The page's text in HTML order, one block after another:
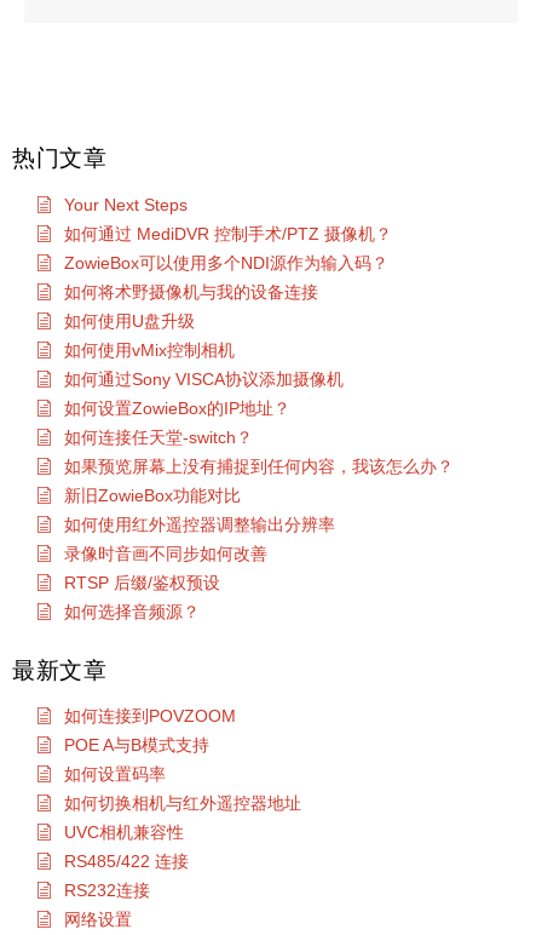
热门文章
Your Next Steps
如何通过 MediDVR 控制手术/PTZ 摄像机？
ZowieBox可以使用多个NDI源作为输入码？
如何将术野摄像机与我的设备连接
如何使用U盘升级
如何使用vMix控制相机
如何通过Sony VISCA协议添加摄像机
如何设置ZowieBox的IP地址？
如何连接任天堂-switch？
如果预览屏幕上没有捕捉到任何内容，我该怎么办？
新旧ZowieBox功能对比
如何使用红外遥控器调整输出分辨率
录像时音画不同步如何改善
RTSP 后缀/鉴权预设
如何选择音频源？
最新文章
如何连接到POVZOOM
POE A与B模式支持
如何设置码率
如何切换相机与红外遥控器地址
UVC相机兼容性
RS485/422 连接
RS232连接
网络设置